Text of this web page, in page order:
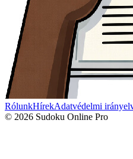
RólunkHírekAdatvédelmi
© 2026 Sudoku Online Pro